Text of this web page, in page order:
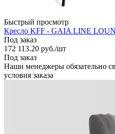
Быстрый просмотр
Кресло KFF - GAIA LINE
Под заказ
172 113.20 руб./шт
Под заказ
Наши менеджеры обязательно
условия заказа